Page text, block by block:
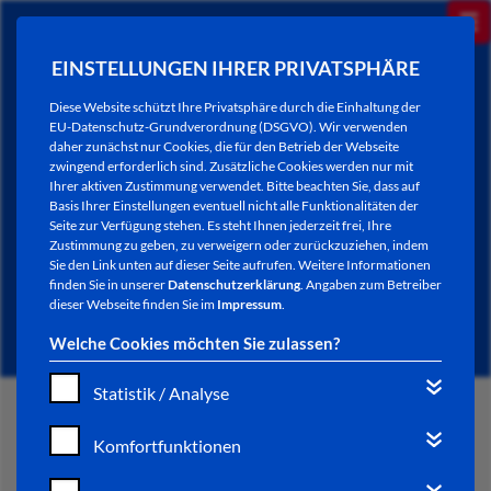
EINSTELLUNGEN IHRER PRIVATSPHÄRE
Diese Website schützt Ihre Privatsphäre durch die Einhaltung der
EU-Datenschutz-Grundverordnung (DSGVO). Wir verwenden
daher zunächst nur Cookies, die für den Betrieb der Webseite
zwingend erforderlich sind. Zusätzliche Cookies werden nur mit
Ihrer aktiven Zustimmung verwendet. Bitte beachten Sie, dass auf
Basis Ihrer Einstellungen eventuell nicht alle Funktionalitäten der
Seite zur Verfügung stehen. Es steht Ihnen jederzeit frei, Ihre
Zustimmung zu geben, zu verweigern oder zurückzuziehen, indem
Sie den Link unten auf dieser Seite aufrufen. Weitere Informationen
finden Sie in unsererDatenschutzerklärung. Angaben zum Betreiber
dieser Webseite finden Sie im Impressum.
Welche Cookies möchten Sie zulassen?
Statistik / Analyse
Komfortfunktionen
NEWSLETTER / CITY LETTER
START